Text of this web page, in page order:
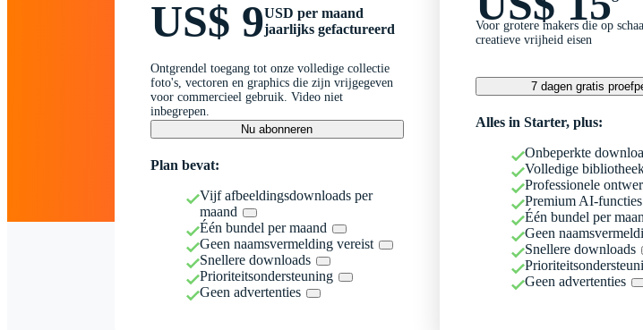
US$ 9USD per maand
jaarlijks gefactureerd
Ontgrendel toegang tot onze volledige collectie
foto's, vectoren en graphics die zijn vrijgegeven
voor commercieel gebruik. Video niet
inbegrepen.
Nu abonneren
Plan bevat:
Vijf afbeeldingsdownloads per
maand
Één bundel per maand
Geen naamsvermelding vereist
Snellere downloads
Prioriteitsondersteuning
Geen advertenties
Voor grotere makers die op
creatieve vrijheid eisen
7 dagen gratis
Alles in Starter, plus:
Onbeperkte
Volledige
Professionele
Premium AI-functies
Één bundel per
Geen
Snellere downloads
Geen advertenties